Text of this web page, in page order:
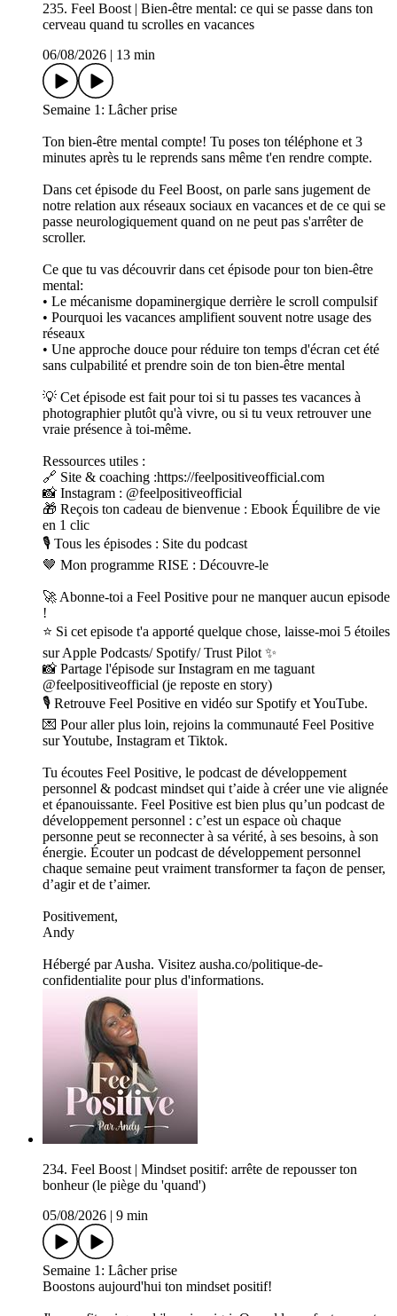
235. Feel Boost | Bien-être mental: ce qui se passe dans ton
cerveau quand tu scrolles en vacances
06/08/2026
13 min
Semaine 1: Lâcher prise
Ton bien-être mental compte! Tu poses ton téléphone et 3
minutes après tu le reprends sans même t'en rendre compte.
Dans cet épisode du Feel Boost, on parle sans jugement de
notre relation aux réseaux sociaux en vacances et de ce qui se
passe neurologiquement quand on ne peut pas s'arrêter de
scroller.
Ce que tu vas découvrir dans cet épisode pour ton bien-être
mental:
• Le mécanisme dopaminergique derrière le scroll compulsif
• Pourquoi les vacances amplifient souvent notre usage des
réseaux
• Une approche douce pour réduire ton temps d'écran cet été
sans culpabilité et prendre soin de ton bien-être mental
💡 Cet épisode est fait pour toi si tu passes tes vacances à
photographier plutôt qu'à vivre, ou si tu veux retrouver une
vraie présence à toi-même.
Ressources utiles :
🔗 Site & coaching :https://feelpositiveofficial.com
📸 Instagram : @feelpositiveofficial
🎁 Reçois ton cadeau de bienvenue : Ebook Équilibre de vie
en 1 clic
🎙️ Tous les épisodes : Site du podcast
🤎 Mon programme RISE : Découvre-le
🚀 Abonne-toi a Feel Positive pour ne manquer aucun episode
!
⭐ Si cet episode t'a apporté quelque chose, laisse-moi 5 étoiles
sur Apple Podcasts/ Spotify/ Trust Pilot ✨
📸 Partage l'épisode sur Instagram en me taguant
@feelpositiveofficial (je reposte en story)
🎙️ Retrouve Feel Positive en vidéo sur Spotify et YouTube.
💌 Pour aller plus loin, rejoins la communauté Feel Positive
sur Youtube, Instagram et Tiktok.
Tu écoutes Feel Positive, le podcast de développement
personnel & podcast mindset qui t’aide à créer une vie alignée
et épanouissante. Feel Positive est bien plus qu’un podcast de
développement personnel : c’est un espace où chaque
personne peut se reconnecter à sa vérité, à ses besoins, à son
énergie. Écouter un podcast de développement personnel
chaque semaine peut vraiment transformer ta façon de penser,
d’agir et de t’aimer.
Positivement,
Andy
Hébergé par Ausha. Visitez ausha.co/politique-de-
confidentialite pour plus d'informations.
234. Feel Boost | Mindset positif: arrête de repousser ton
bonheur (le piège du 'quand')
05/08/2026
9 min
Semaine 1: Lâcher prise
Boostons aujourd'hui ton mindset positif!